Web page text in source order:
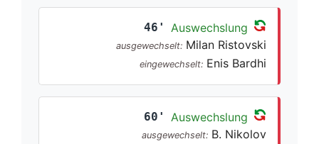
46' Auswechslung
ausgewechselt: Milan Ristovski
eingewechselt: Enis Bardhi
60' Auswechslung
ausgewechselt: B. Nikolov